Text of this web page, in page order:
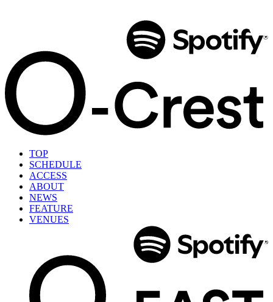
TOP
SCHEDULE
ACCESS
ABOUT
NEWS
FEATURE
VENUES